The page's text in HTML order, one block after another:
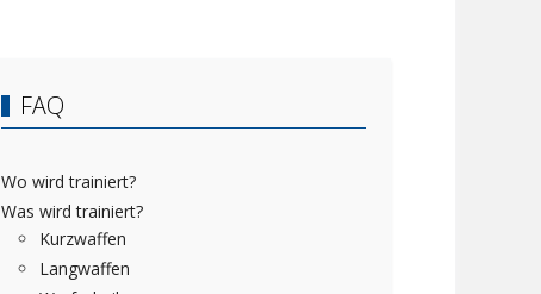
FAQ
Wo wird trainiert?
Was wird trainiert?
Kurzwaffen
Langwaffen